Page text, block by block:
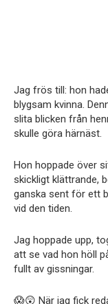
Jag frös till: hon
blygsam kvinna.
slita blicken från
skulle göra härnäst.
Hon hoppade över
skickligt klättrande,
ganska sent för ett
vid den tiden.
Jag hoppade upp,
att se vad hon höll
fullt av gissningar.
😱😲 När jag fick